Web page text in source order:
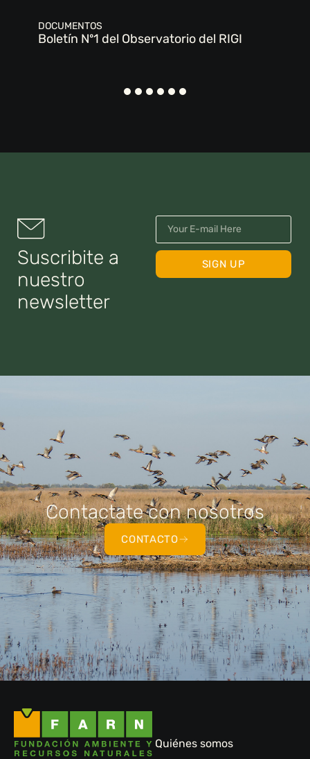
DOCUMENTOS
Boletín Nº1 del Observatorio del RIGI
Suscribite a
nuestro
newsletter
SIGN UP
Contactate con nosotros
CONTACTO
Quiénes somos